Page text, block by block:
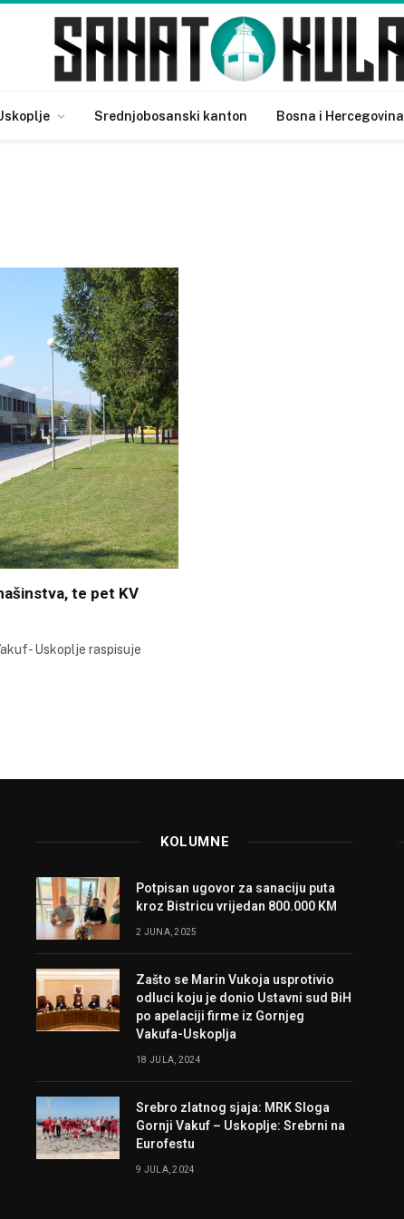
Srednjobosanski kanton Bosna i Hercegovina
te pet KV
Uskoplje raspisuje
KOLUMNE
Potpisan ugovor za sanaciju puta
kroz Bistricu vrijedan 800.000 KM
2 JUNA, 2025
Zašto se Marin Vukoja usprotivio
odluci koju je donio Ustavni sud BiH
po apelaciji firme iz Gornjeg
Vakufa-Uskoplja
18 JULA, 2024
Srebro zlatnog sjaja: MRK Sloga
Gornji Vakuf – Uskoplje: Srebrni na
Eurofestu
9 JULA, 2024